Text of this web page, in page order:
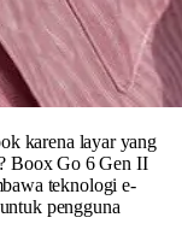
karena layar yang
Boox Go 6 Gen II
teknologi e-
pengguna